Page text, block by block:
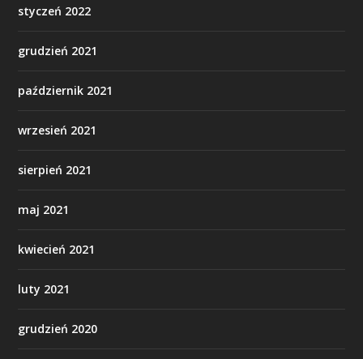
styczeń 2022
grudzień 2021
październik 2021
wrzesień 2021
sierpień 2021
maj 2021
kwiecień 2021
luty 2021
grudzień 2020